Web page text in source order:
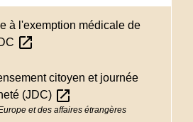
à l'exemption médicale de
open_in_new
citoyen et journée
(JDC) open_in_new
et des affaires étrangères